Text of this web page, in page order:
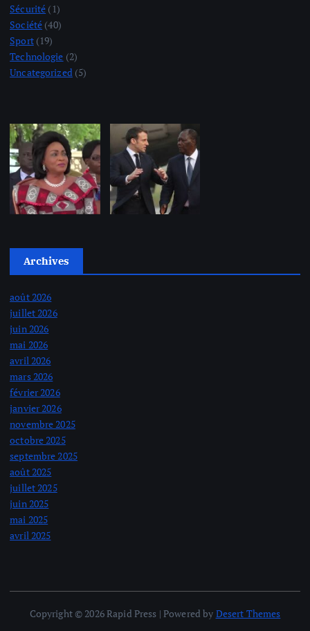
Sécurité (1)
Société (40)
Sport(19)
Technologie (2)
Uncategorized(5)
Archives
août 2026
juillet 2026
juin 2026
mai 2026
avril 2026
mars 2026
février 2026
janvier 2026
novembre 2025
octobre 2025
septembre 2025
août 2025
juillet 2025
juin 2025
mai 2025
avril 2025
Copyright © 2026 Rapid Press | Powered by Desert Themes